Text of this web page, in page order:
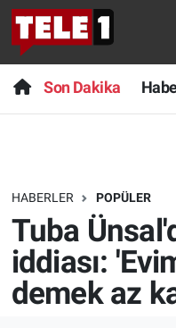
Son Dakika
HABERLER POPÜLER
Tuba
iddiası:
demek az
Anında Manşet
Başka Sohbetler
Bilim turu
Bilim ve Teknoloji
Doğa Konuşuyor
Son Dakika
Haber
Dünya
Teknoloji
Sağlık
Nöbetçi Eczaneler
Hava Durumu
Trafik Durumu
Süper Lig Puan
Tüm Manşetler